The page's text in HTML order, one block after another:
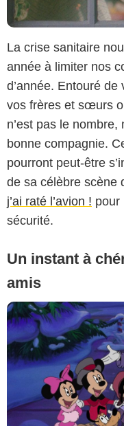
La crise sanitaire
année à limiter nos
d’année. Entouré
vos frères et sœurs
n’est pas le nombre,
bonne compagnie.
pourront peut-être
de sa célèbre scène
j’ai raté l’avion ! pour
sécurité.
Un instant à
amis